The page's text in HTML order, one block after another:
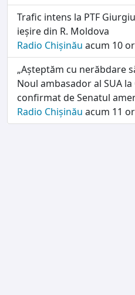
Trafic intens la PTF
ieșire din R. Moldova
Radio Chișinău acum 10
„Așteptăm cu nerăbdare
Noul ambasador al SUA
confirmat de Senatul
Radio Chișinău acum 11